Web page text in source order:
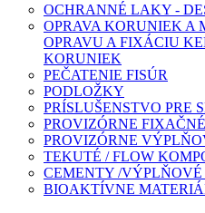
OCHRANNÉ LAKY -
OPRAVA KORUNIEK A
OPRAVU A FIXÁCIU
KORUNIEK
PEČATENIE FISÚR
PODLOŽKY
PRÍSLUŠENSTVO PRE
PROVIZÓRNE
PROVIZÓRNE
TEKUTÉ / FLOW
CEMENTY /
BIOAKTÍVNE